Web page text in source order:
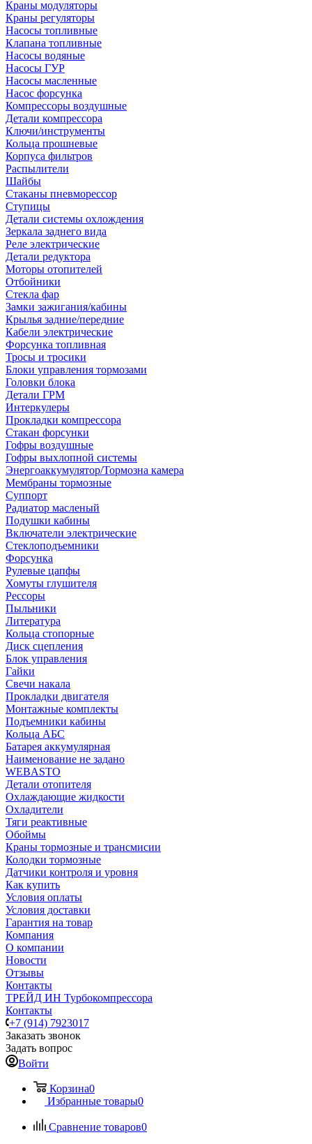
Краны модуляторы
Краны регуляторы
Насосы топливные
Клапана топливные
Насосы водяные
Насосы ГУР
Насосы масленные
Насос форсунка
Компрессоры воздушные
Детали компрессора
Ключи/инструменты
Кольца прошневые
Корпуса фильтров
Распылители
Шайбы
Стаканы пневморессор
Ступицы
Детали системы охлождения
Зеркала заднего вида
Реле электрические
Детали редуктора
Моторы отопителей
Отбойники
Стекла фар
Замки зажигания/кабины
Крылья задние/передние
Кабели электрические
Форсунка топливная
Тросы и тросики
Блоки управления тормозами
Головки блока
Детали ГРМ
Интеркулеры
Прокладки компрессора
Стакан форсунки
Гофры воздушные
Гофры выхлопной системы
Энергоаккумулятор/Тормозна камера
Мембраны тормозные
Суппорт
Радиатор масленый
Подушки кабины
Включатели электрические
Стеклоподъемники
Форсунка
Рулевые цапфы
Хомуты глушителя
Рессоры
Пыльники
Литература
Кольца стопорные
Диск сцепления
Блок управления
Гайки
Свечи накала
Прокладки двигателя
Монтажные комплекты
Подъемники кабины
Кольца АБС
Батарея аккумулярная
Наименование не задано
WEBASTO
Детали отопителя
Охлаждающие жидкости
Охладители
Тяги реактивные
Обоймы
Краны тормозные и трансмисии
Колодки тормозные
Датчики контроля и уровня
Как купить
Условия оплаты
Условия доставки
Гарантия на товар
Компания
О компании
Новости
Отзывы
Контакты
ТРЕЙД ИН Турбокомпрессора
Контакты
+7 (914) 7923017
Заказать звонок
Задать вопрос
Войти
Корзина0
Избранные товары0
Сравнение товаров0